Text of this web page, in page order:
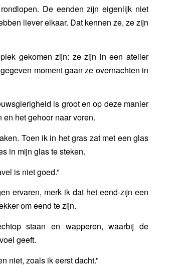
De eenden zijn eigenlijk niet
liever elkaar. Dat kennen ze, ze zijn
gekomen zijn: ze zijn in een atelier
moment gaan ze overnachten in
is groot en op deze manier
het gehoor naar voren.
Toen ik in het gras zat met een glas
in mijn glas te steken.
is niet goed.”
ervaren, merk ik dat het eend-zijn een
om eend te zijn.
staan en wapperen, waarbij de
geeft.
niet, zoals ik eerst dacht.”